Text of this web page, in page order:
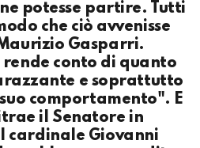
potesse partire. Tutti
che ciò avvenisse
Gasparri.
conto di quanto
e soprattutto
comportamento". E
il Senatore in
cardinale Giovanni